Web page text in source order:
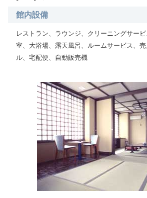
館内設備
レストラン、ラウンジ、クリーニングサー
室、大浴場、露天風呂、ルームサービス、
ル、宅配便、自動販売機